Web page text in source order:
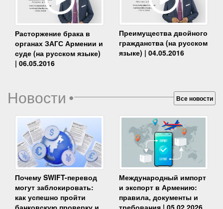
Расторжение брака в
органах ЗАГС Армении и
суде (на русском языке)
| 06.05.2016
Преимущества двойного
гражданства (на русском
языке) | 04.05.2016
Новости• Все новости
Почему SWIFT-перевод
могут заблокировать:
как успешно пройти
банковскую проверку и
Международный импорт
и экспорт в Армению:
правила, документы и
требования | 05.02.2026